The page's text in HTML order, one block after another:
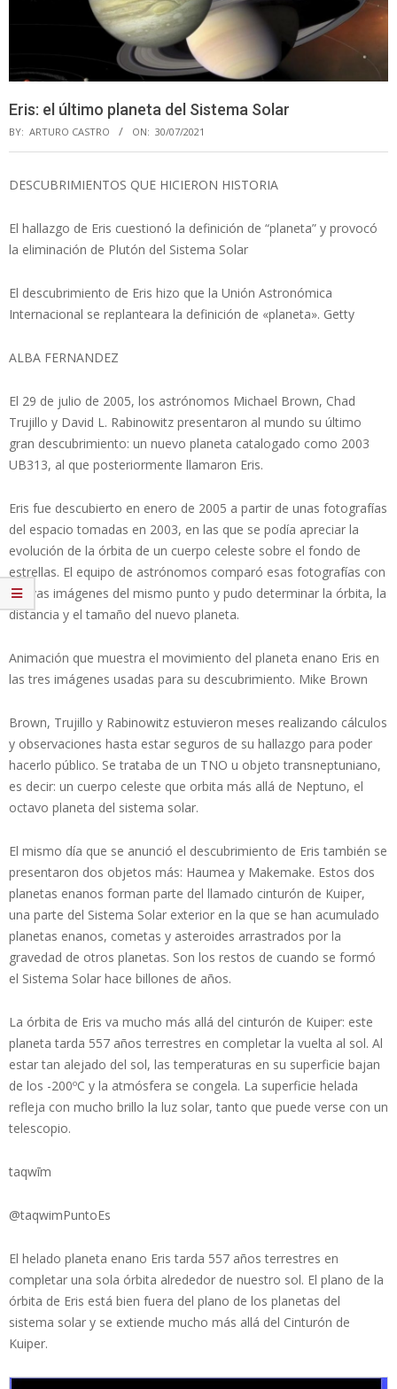
Eris: el último planeta del Sistema Solar
BY: ARTURO CASTRO ON: 30/07/2021
DESCUBRIMIENTOS QUE HICIERON HISTORIA
El hallazgo de Eris cuestionó la definición de “planeta” y provocó
la eliminación de Plutón del Sistema Solar
El descubrimiento de Eris hizo que la Unión Astronómica
Internacional se replanteara la definición de «planeta». Getty
ALBA FERNANDEZ
El 29 de julio de 2005, los astrónomos Michael Brown, Chad
Trujillo y David L. Rabinowitz presentaron al mundo su último
gran descubrimiento: un nuevo planeta catalogado como 2003
UB313, al que posteriormente llamaron Eris.
Eris fue descubierto en enero de 2005 a partir de unas fotografías
del espacio tomadas en 2003, en las que se podía apreciar la
evolución de la órbita de un cuerpo celeste sobre el fondo de
estrellas. El equipo de astrónomos comparó esas fotografías con
nuevas imágenes del mismo punto y pudo determinar la órbita, la
distancia y el tamaño del nuevo planeta.
Animación que muestra el movimiento del planeta enano Eris en
las tres imágenes usadas para su descubrimiento. Mike Brown
Brown, Trujillo y Rabinowitz estuvieron meses realizando cálculos
y observaciones hasta estar seguros de su hallazgo para poder
hacerlo público. Se trataba de un TNO u objeto transneptuniano,
es decir: un cuerpo celeste que orbita más allá de Neptuno, el
octavo planeta del sistema solar.
El mismo día que se anunció el descubrimiento de Eris también se
presentaron dos objetos más: Haumea y Makemake. Estos dos
planetas enanos forman parte del llamado cinturón de Kuiper,
una parte del Sistema Solar exterior en la que se han acumulado
planetas enanos, cometas y asteroides arrastrados por la
gravedad de otros planetas. Son los restos de cuando se formó
el Sistema Solar hace billones de años.
La órbita de Eris va mucho más allá del cinturón de Kuiper: este
planeta tarda 557 años terrestres en completar la vuelta al sol. Al
estar tan alejado del sol, las temperaturas en su superficie bajan
de los -200ºC y la atmósfera se congela. La superficie helada
refleja con mucho brillo la luz solar, tanto que puede verse con un
telescopio.
taqwīm
@taqwimPuntoEs
El helado planeta enano Eris tarda 557 años terrestres en
completar una sola órbita alrededor de nuestro sol. El plano de la
órbita de Eris está bien fuera del plano de los planetas del
sistema solar y se extiende mucho más allá del Cinturón de
Kuiper.